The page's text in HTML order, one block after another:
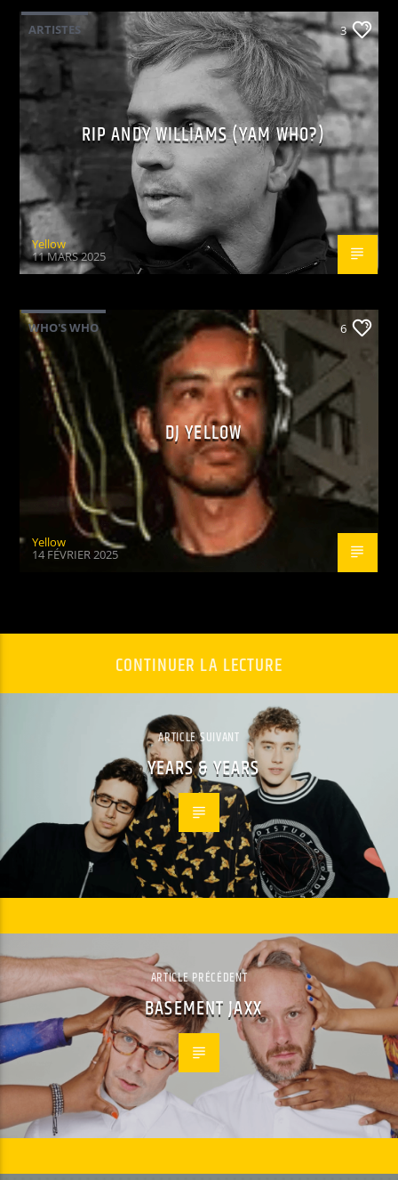
ARTISTES 3
RIP ANDY WILLIAMS (YAM WHO?)
Yellow
11 MARS 2025
WHO'S WHO 6
DJ YELLOW
Yellow
14 FÉVRIER 2025
CONTINUER LA LECTURE
ARTICLE SUIVANT
YEARS & YEARS
ARTICLE PRÉCÉDENT
BASEMENT JAXX